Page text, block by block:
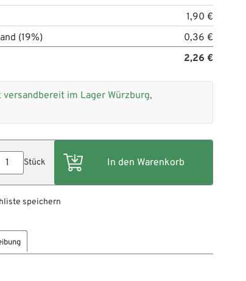
1,90 €
(19%)
0,36 €
2,26 €
versandbereit im Lager Würzburg,
Stück
speichern